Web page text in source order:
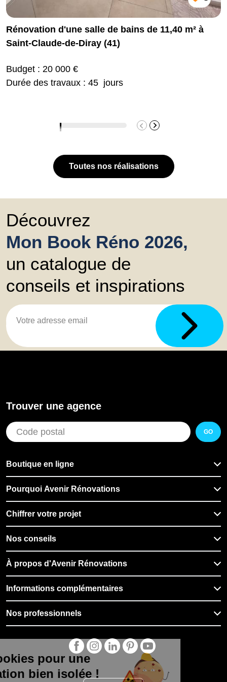
Rénovation d'une salle de bains de 11,40 m² à
Saint-Claude-de-Diray (41)
Budget : 20 000 €
Durée des travaux : 45 jours
Toutes nos réalisations
Découvrez
Mon Book Réno 2026,
un catalogue de
conseils et inspirations
Trouver une agence
GO
Boutique en ligne
Pourquoi Avenir Rénovations
Chiffrer votre projet
Nos conseils
À propos d'Avenir Rénovations
Informations complémentaires
Nos professionnels